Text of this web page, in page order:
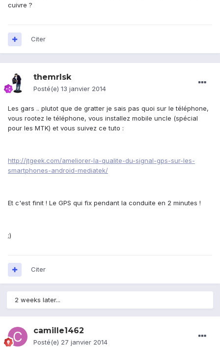
cuivre ?
Citer
themrlsk
Posté(e) 13 janvier 2014
Les gars .. plutot que de gratter je sais pas quoi sur le téléphone,
vous rootez le téléphone, vous installez mobile uncle (spécial
pour les MTK) et vous suivez ce tuto :
http://jtgeek.com/ameliorer-la-qualite-du-signal-gps-sur-les-
smartphones-android-mediatek/
Et c'est finit ! Le GPS qui fix pendant la conduite en 2 minutes !
;)
Citer
2 weeks later...
camille1462
Posté(e) 27 janvier 2014